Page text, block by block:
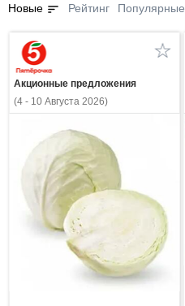
Новые sort Рейтинг Популярные
Акционные предложения
(4 - 10 Августа 2026)